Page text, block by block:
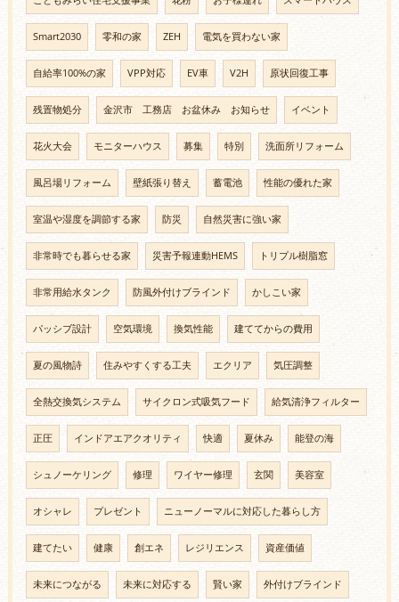
Smart2030 零和の家 ZEH 電気を買わない家
自給率100%の家 VPP対応 EV車 V2H 原状回復工事
残置物処分 金沢市 工務店 お盆休み お知らせ イベント
花火大会 モニターハウス 募集 特別 洗面所リフォーム
風呂場リフォーム 壁紙張り替え 蓄電池 性能の優れた家
室温や湿度を調節する家 防災 自然災害に強い家
非常時でも暮らせる家 災害予報連動HEMS トリプル樹脂窓
非常用給水タンク 防風外付けブラインド かしこい家
パッシブ設計 空気環境 換気性能 建ててからの費用
夏の風物詩 住みやすくする工夫 エクリア 気圧調整
全熱交換気システム サイクロン式吸気フード 給気清浄フィルター
正圧 インドアエアクオリティ 快適 夏休み 能登の海
シュノーケリング 修理 ワイヤー修理 玄関 美容室
オシャレ プレゼント ニューノーマルに対応した暮らし方
建てたい 健康 創エネ レジリエンス 資産価値
未来につながる 未来に対応する 賢い家 外付けブラインド